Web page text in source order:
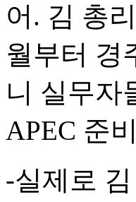
어. 김 총
월부터 경
니 실무자
APEC 준
-실제로